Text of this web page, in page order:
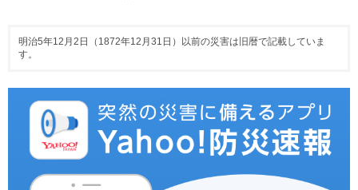
明治5年12月2日（1872年12月31日）以前の災害は旧暦で記載していま
す。